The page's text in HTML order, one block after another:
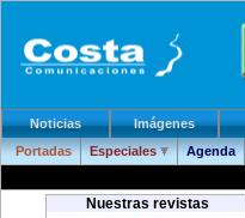
Noticias Imágenes
Portadas
Especiales Agenda
Nuestras revistas